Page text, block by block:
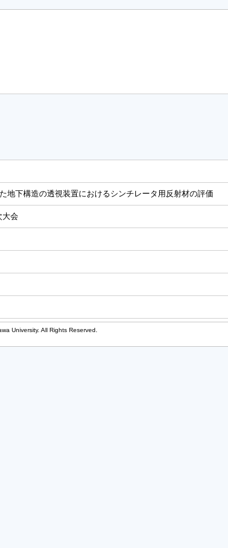
地下構造の透視装置におけるシンチレータ用反射材の評価
大会
University. All Rights Reserved.